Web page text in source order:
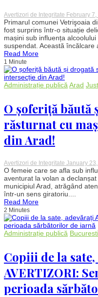
Avertizori de Integritate February 7,
Primarul comunei Vetrişoaia
fost surprins într-o situație
mașini sub influența
suspendat. Această încălcare
Read More
1 Minute
Administrație publicăArad
O șoferiță băută
răsturnat cu
din Arad!
Avertizori de Integritate January
O femeie care se afla sub
aventurat la volan a
municipiul Arad, atrăgând
într-un sens giratoriu....
Read More
2 Minutes
Administrație publică Bucuresti
Copiii de la
AVERTIZORI:
perioada